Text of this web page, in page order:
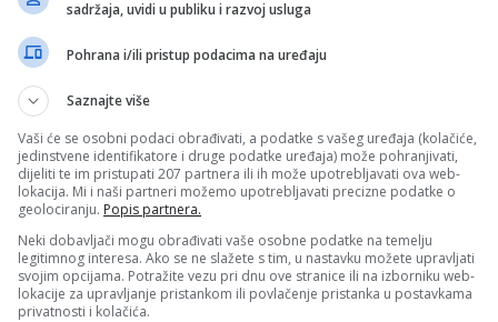
u Italiji?
u Fiorentini mogla doći do prijevremenog kraja. Prema
Džeke
Kijev u važnom duelu Konferencijske lige, a
sadržaja, uvidi u publiku i razvoj usluga
Pohrana i/ili pristup podacima na uređaju
Saznajte više
Vaši će se osobni podaci obrađivati, a podatke s vašeg uređaja (kolačiće,
jedinstvene identifikatore i druge podatke uređaja) može pohranjivati,
dijeliti te im pristupati 207 partnera ili ih može upotrebljavati ova web-
lokacija. Mi i naši partneri možemo upotrebljavati precizne podatke o
geolociranju. Popis partnera.
Neki dobavljači mogu obrađivati vaše osobne podatke na temelju
legitimnog interesa. Ako se ne slažete s tim, u nastavku možete upravljati
svojim opcijama. Potražite vezu pri dnu ove stranice ili na izborniku web-
lokacije za upravljanje pristankom ili povlačenje pristanka u postavkama
privatnosti i kolačića.